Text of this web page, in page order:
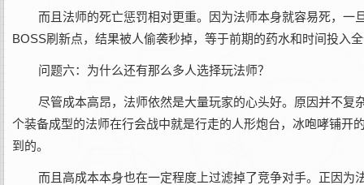
而且法师的死亡惩罚相对更重。因为法师本身就容易死，
BOSS刷新点，结果被人偷袭秒掉，等于前期的药水和时间投入
问题六：为什么还有那么多人选择玩法师？
尽管成本高昂，法师依然是大量玩家的心头好。原因并不
个装备成型的法师在行会战中就是行走的人形炮台，冰咆哮铺开
到的。
而且高成本本身也在一定程度上过滤掉了竞争对手。正因